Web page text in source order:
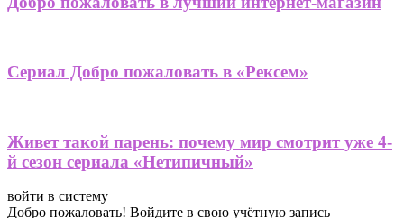
Сериал Добро пожаловать в «Рексем»
Живет такой парень: почему мир смотрит уже 4-
й сезон сериала «Нетипичный»
войти в систему
Добро пожаловать! Войдите в свою учётную запись